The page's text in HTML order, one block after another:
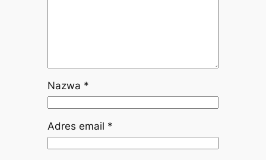
Nazwa *
Adres email *